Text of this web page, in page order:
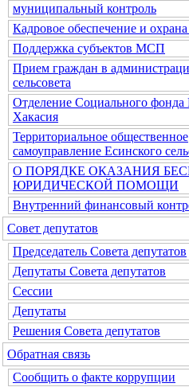
муниципальный контроль
Кадровое обеспечение и охрана
Поддержка субъектов МСП
Прием граждан в
сельсовета
Отделение Социального фонда
Хакасия
Территориальное общественное
самоуправление Есинского
О ПОРЯДКЕ ОКАЗАНИЯ
ЮРИДИЧЕСКОЙ ПОМОЩИ
Внутренний финансовый
Совет депутатов
Председатель Совета депутатов
Депутаты Совета депутатов
Сессии
Депутаты
Решения Совета депутатов
Обратная связь
Сообщить о факте коррупции